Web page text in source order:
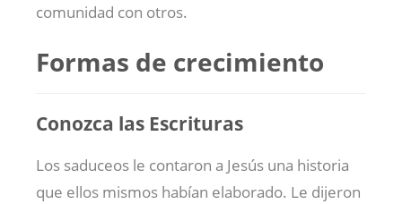
comunidad con otros.
Formas de crecimiento
Conozca las Escrituras
Los saduceos le contaron a Jesús una historia
que ellos mismos habían elaborado. Le dijeron